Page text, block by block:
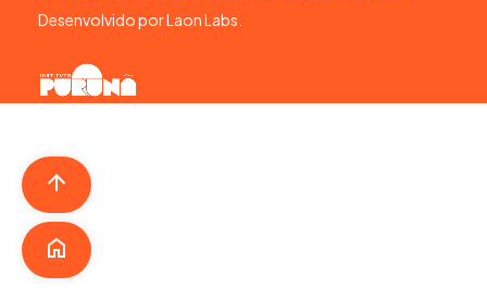
Desenvolvido porLaon Labs